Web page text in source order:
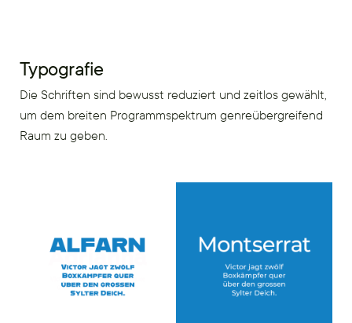
Typografie
Die Schriften sind bewusst reduziert und zeitlos gewählt,
um dem breiten Programmspektrum genreübergreifend
Raum zu geben.